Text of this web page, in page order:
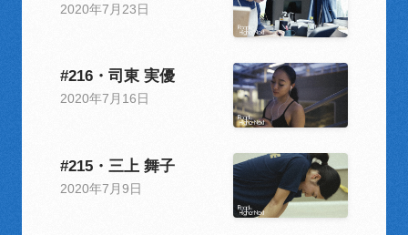
2020年7月23日
#216・司東 実優
2020年7月16日
#215・三上 舞子
2020年7月9日